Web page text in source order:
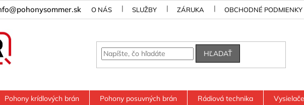
O NÁS SLUŽBY ZÁRUKA OBCHODNÉ PODMIENKY
HĽADAŤ
Pohony krídlových brán Pohony posuvných brán Rádiová technika